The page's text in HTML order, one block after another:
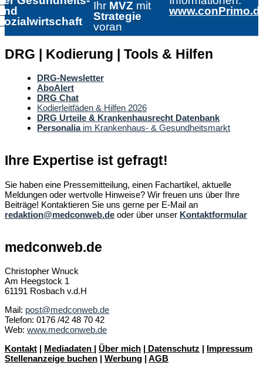
Ihr MVZ mit
Strategie
voran
DRG | Kodierung | Tools & Hilfen
DRG-Newsletter
AboAlert
DRG Chat
Kodierleitfäden & Hilfen 2026
DRG Urteile & Krankenhausrecht Datenbank
Personaliaim Krankenhaus- & Gesundheitsmarkt
Ihre Expertise ist gefragt!
Sie haben eine Pressemitteilung, einen Fachartikel, aktuelle
Meldungen oder wertvolle Hinweise? Wir freuen uns über Ihre
Beiträge! Kontaktieren Sie uns gerne per E-Mail an
redaktion@medconweb.de oder über unser Kontaktformular
medconweb.de
Christopher Wnuck
Am Heegstock 1
61191 Rosbach v.d.H
Mail: post@medconweb.de
Telefon: 0176 /42 48 70 42
Web: www.medconweb.de
Kontakt | Mediadaten | Über mich | Datenschutz | Impressum
Stellenanzeige buchen | Werbung | AGB